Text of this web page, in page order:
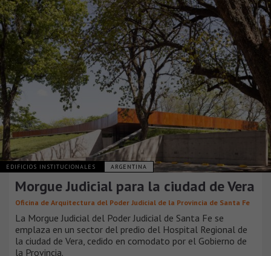
EDIFICIOS INSTITUCIONALES ARGENTINA
Morgue Judicial para la ciudad de Vera
Oficina de Arquitectura del Poder Judicial de la Provincia de Santa Fe
La Morgue Judicial del Poder Judicial de Santa Fe se
emplaza en un sector del predio del Hospital Regional de
la ciudad de Vera, cedido en comodato por el Gobierno de
la Provincia.